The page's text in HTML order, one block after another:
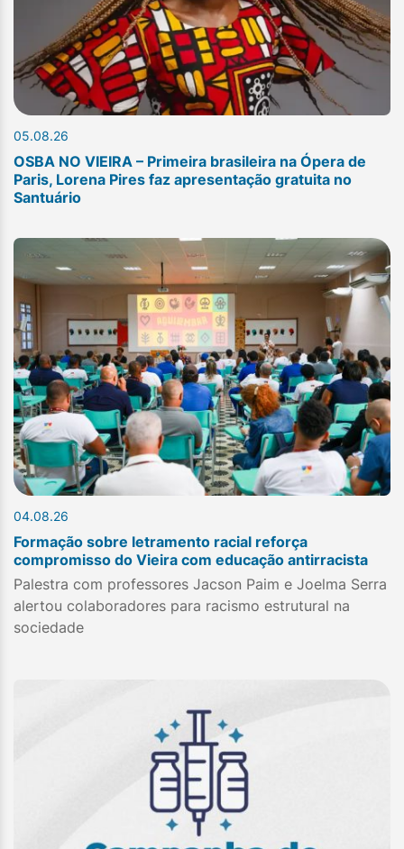
05.08.26
OSBA NO VIEIRA – Primeira brasileira na Ópera de
Paris, Lorena Pires faz apresentação gratuita no
Santuário
04.08.26
Formação sobre letramento racial reforça
compromisso do Vieira com educação antirracista
Palestra com professores Jacson Paim e Joelma Serra
alertou colaboradores para racismo estrutural na
sociedade